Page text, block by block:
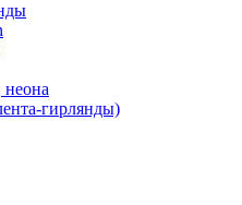
гирлянды)